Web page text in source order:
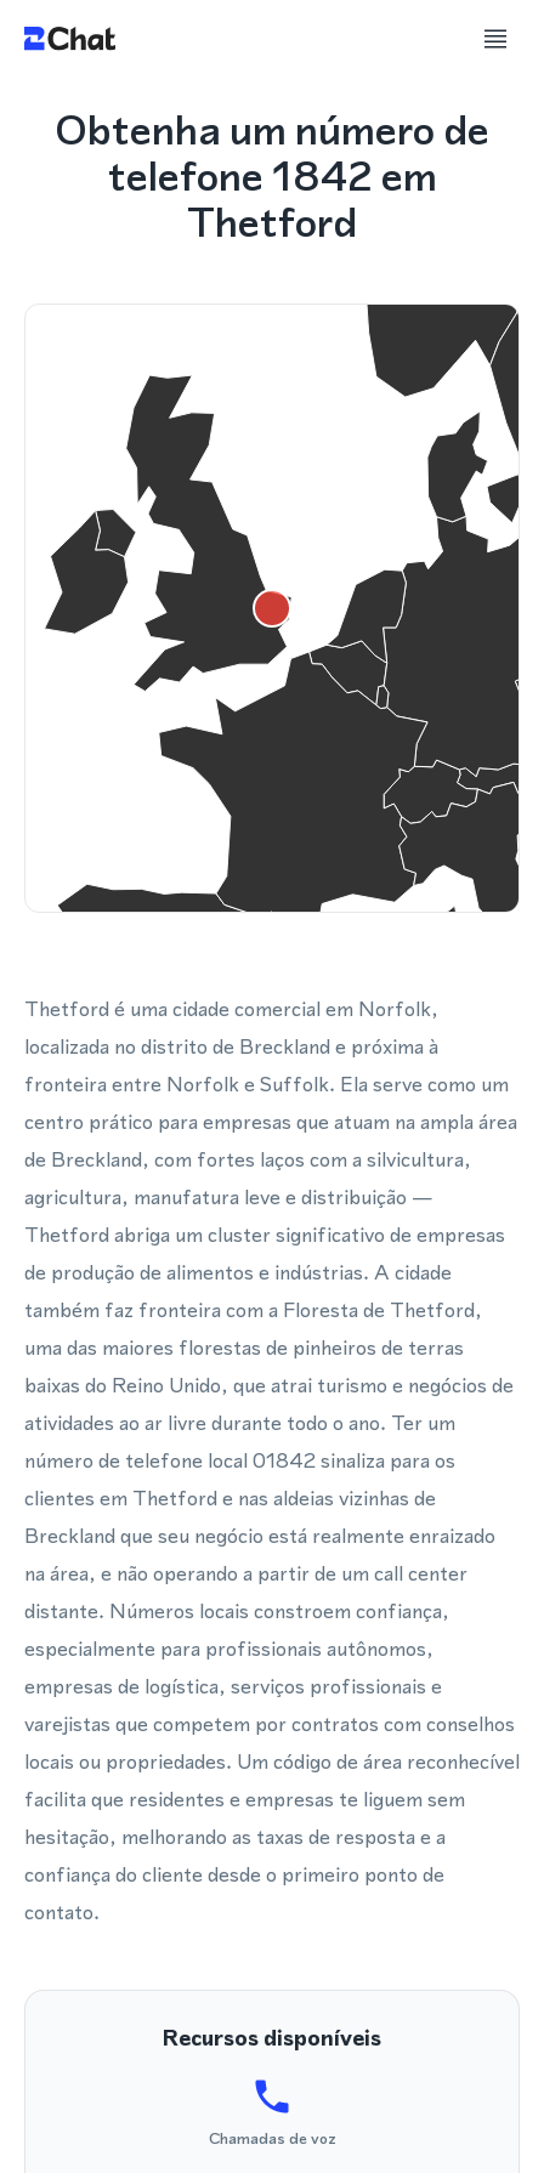
Obtenha um número de
telefone 1842 em
Thetford
Thetford é uma cidade comercial em Norfolk,
localizada no distrito de Breckland e próxima à
fronteira entre Norfolk e Suffolk. Ela serve como um
centro prático para empresas que atuam na ampla área
de Breckland, com fortes laços com a silvicultura,
agricultura, manufatura leve e distribuição —
Thetford abriga um cluster significativo de empresas
de produção de alimentos e indústrias. A cidade
também faz fronteira com a Floresta de Thetford,
uma das maiores florestas de pinheiros de terras
baixas do Reino Unido, que atrai turismo e negócios de
atividades ao ar livre durante todo o ano. Ter um
número de telefone local 01842 sinaliza para os
clientes em Thetford e nas aldeias vizinhas de
Breckland que seu negócio está realmente enraizado
na área, e não operando a partir de um call center
distante. Números locais constroem confiança,
especialmente para profissionais autônomos,
empresas de logística, serviços profissionais e
varejistas que competem por contratos com conselhos
locais ou propriedades. Um código de área reconhecível
facilita que residentes e empresas te liguem sem
hesitação, melhorando as taxas de resposta e a
confiança do cliente desde o primeiro ponto de
contato.
Recursos disponíveis
Chamadas de voz